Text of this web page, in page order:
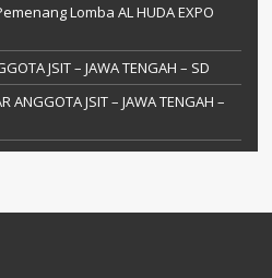
Lomba AL HUDA EXPO
JSIT – JAWA TENGAH – SD
ANGGOTA JSIT – JAWA TENGAH –